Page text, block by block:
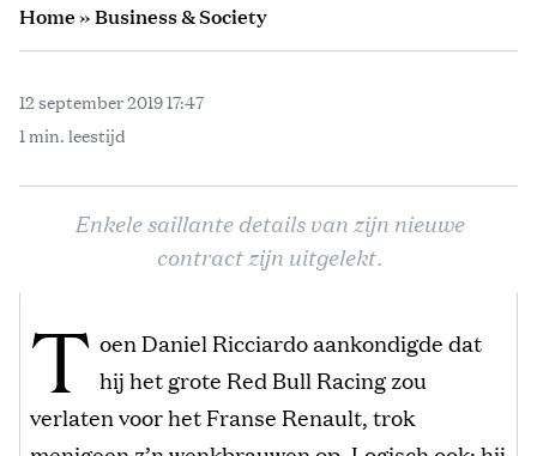
Home»Business & Society
12 september 2019 17:47
1 min. leestijd
Enkele saillante details van zijn nieuwe
contract zijn uitgelekt.
T oen Daniel Ricciardo aankondigde dat
hij het grote Red Bull Racing zou
verlaten voor het Franse Renault, trok